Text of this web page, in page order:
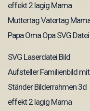
SVG Laserdatei Bild
Aufsteller Familienbild mit
Ständer Bilderrahmen 3d
effekt 2 lagig Mama